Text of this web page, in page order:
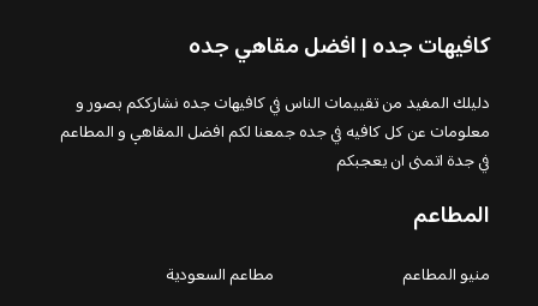
كافيهات جده | افضل مقاهي جده
دليلك المفيد من تقييمات الناس في كافيهات جده نشارككم بصور و
معلومات عن كل كافيه في جده جمعنا لكم افضل المقاهي و المطاعم
في جدة اتمنى ان يعجبكم
المطاعم
منيو المطاعم
مطاعم السعودية